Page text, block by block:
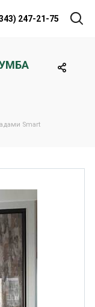
247-21-75
Smart